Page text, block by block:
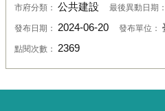
市府分類： 公共建設 最後異動日期：
發布日期： 2024-06-20 發布單位：
點閱次數： 2369